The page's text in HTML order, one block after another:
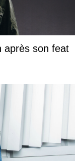
après son feat